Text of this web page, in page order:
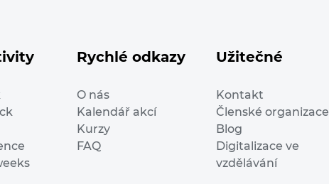
Rychlé odkazy
O nás
Kalendář akcí
Kurzy
FAQ
Užitečné
Kontakt
Členské organizace
Blog
Digitalizace ve
vzdělávání